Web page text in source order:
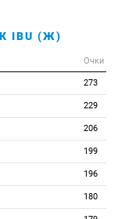
IBU (Ж)
Очки
273
229
206
199
196
180